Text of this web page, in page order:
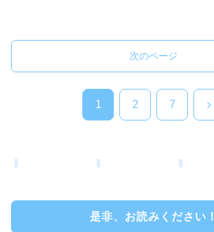
次のページ
1 2 7 次
是非、お読みください！